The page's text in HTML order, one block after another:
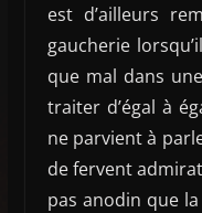
est d’ailleurs
gaucherie
que mal dans
traiter d’égal à
ne parvient à
de fervent
pas anodin que